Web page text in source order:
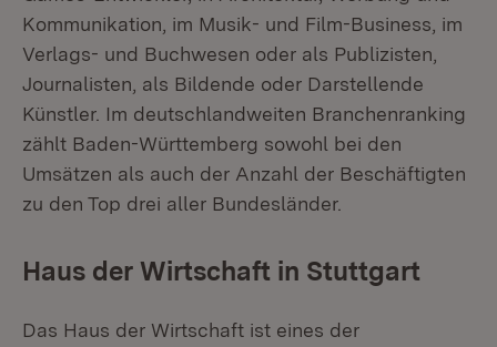
Kommunikation, im Musik- und Film-Business, im
Verlags- und Buchwesen oder als Publizisten,
Journalisten, als Bildende oder Darstellende
Künstler. Im deutschlandweiten Branchenranking
zählt Baden-Württemberg sowohl bei den
Umsätzen als auch der Anzahl der Beschäftigten
zu den Top drei aller Bundesländer.
Haus der Wirtschaft in Stuttgart
Das Haus der Wirtschaft ist eines der